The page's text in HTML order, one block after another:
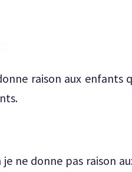
raison aux enfants
je ne donne pas raison